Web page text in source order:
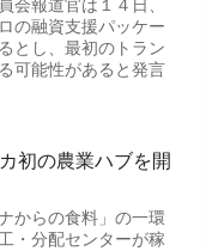
会報道官は１４日、
の融資支援パッケー
とし、最初のトラン
可能性があると発言
初の農業ハブを開
からの食料」の一環
・分配センターが稼